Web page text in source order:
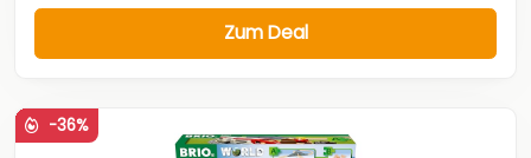
Zum Deal
-36%